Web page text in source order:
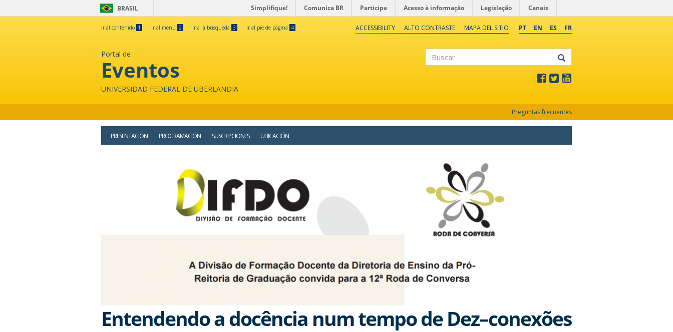
BRASIL Simplifique! Comunica BR Participe Acesso à informação Legislação Canais
Ir al contenido 1 Ir al menú 2 Ir a la búsqueda 3 Ir al pie de página 4 PT EN ES FR
ACCESSIBILITY ALTO CONTRASTE MAPA DEL SITIO
Portal de
Eventos
UNIVERSIDAD FEDERAL DE UBERLANDIA
Preguntas frecuentes
PRESENTACIÓN PROGRAMACIÓN SUSCRIPCIONES UBICACIÓN
Entendendo a docência num tempo de Dez–conexões